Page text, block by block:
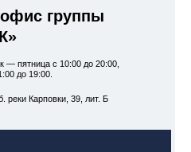
группы
— пятница с 10:00 до 20:00,
до 19:00.
реки Карповки, 39, лит. Б